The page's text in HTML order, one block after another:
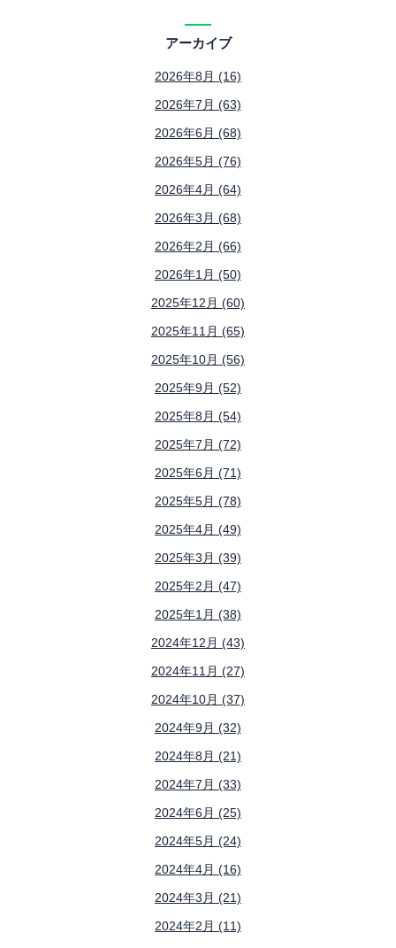
アーカイブ
2026年8月 (16)
2026年7月 (63)
2026年6月 (68)
2026年5月 (76)
2026年4月 (64)
2026年3月 (68)
2026年2月 (66)
2026年1月 (50)
2025年12月 (60)
2025年11月 (65)
2025年10月 (56)
2025年9月 (52)
2025年8月 (54)
2025年7月 (72)
2025年6月 (71)
2025年5月 (78)
2025年4月 (49)
2025年3月 (39)
2025年2月 (47)
2025年1月 (38)
2024年12月 (43)
2024年11月 (27)
2024年10月 (37)
2024年9月 (32)
2024年8月 (21)
2024年7月 (33)
2024年6月 (25)
2024年5月 (24)
2024年4月 (16)
2024年3月 (21)
2024年2月 (11)